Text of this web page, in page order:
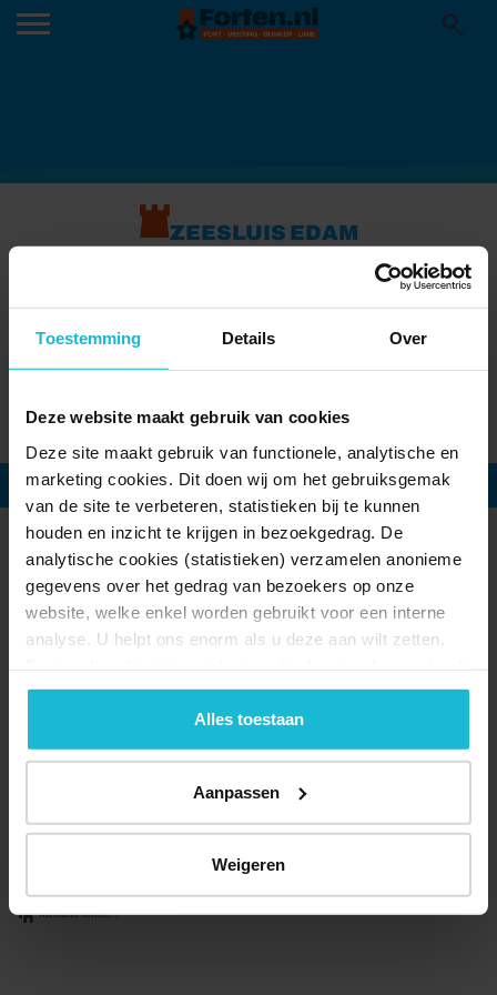
Toestemming Details Over
Deze website maakt gebruik van cookies
Deze site maakt gebruik van functionele, analytische en
marketing cookies. Dit doen wij om het gebruiksgemak
van de site te verbeteren, statistieken bij te kunnen
houden en inzicht te krijgen in bezoekgedrag. De
analytische cookies (statistieken) verzamelen anonieme
gegevens over het gedrag van bezoekers op onze
website, welke enkel worden gebruikt voor een interne
analyse. U helpt ons enorm als u deze aan wilt zetten.
geen commerciële doelstelling. U kunt deze cookies via
de knoppen accepteren, beheren of weigeren.
Alles toestaan
Aanpassen
Weigeren
ZEESLUIS EDAM
Toon locatie
ACTIVITEITEN BIJ ZEESLUIS
EDAM
Waterliniepad etappe 01
Meerdere forten...